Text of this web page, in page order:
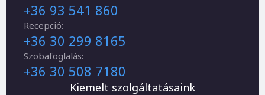
+36 93 541 860
Recepció:
+36 30 299 8165
Szobafoglalás:
+36 30 508 7180
Kiemelt szolgáltatásaink